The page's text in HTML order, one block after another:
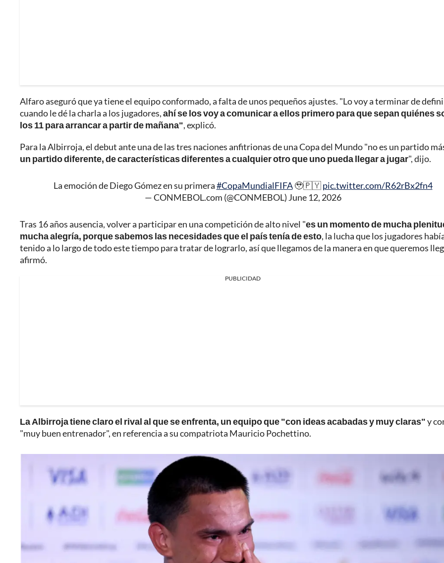
Alfaro aseguró que ya tiene el equipo conformado, a falta de unos pequeños ajustes. "Lo voy a terminar de
cuando le dé la charla a los jugadores,ahí se los voy a comunicar a ellos primero para que sepan quiénes
los 11 para arrancar a partir de mañana", explicó.
Para la Albirroja, el debut ante una de las tres naciones anfitrionas de una Copa del Mundo "no es un partido
un partido diferente, de características diferentes a cualquier otro que uno pueda llegar a jugar", dijo.
La emoción de Diego Gómez en su primera#CopaMundialFIFA🥹🇵🇾pic.twitter.com/R62rBx2fn4
— CONMEBOL.com (@CONMEBOL) June 12, 2026
Tras 16 años ausencia, volver a participar en una competición de alto nivel "es un momento de mucha
mucha alegría, porque sabemos las necesidades que el país tenía de esto, la lucha que los jugadores
tenido a lo largo de todo este tiempo para tratar de lograrlo, así que llegamos de la manera en que queremos
afirmó.
PUBLICIDAD
La Albirroja tiene claro el rival al que se enfrenta, un equipo que "con ideas acabadas y muy claras"y
"muy buen entrenador", en referencia a su compatriota Mauricio Pochettino.